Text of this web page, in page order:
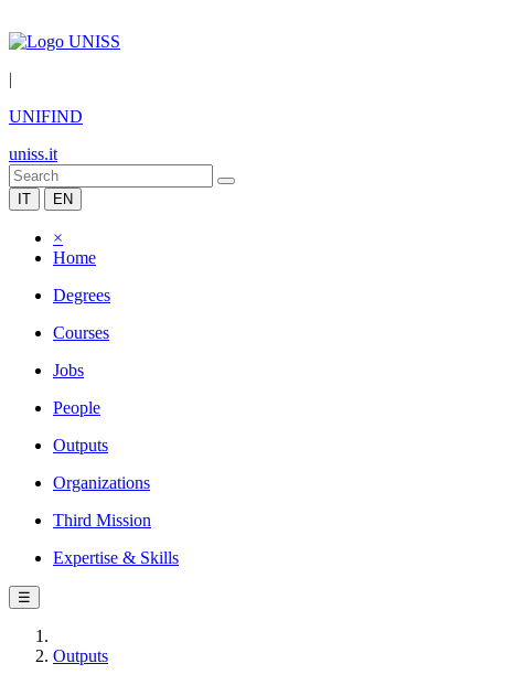
|
UNIFIND
uniss.it
IT EN
×
Home
Degrees
Courses
Jobs
People
Outputs
Organizations
Third Mission
Expertise & Skills
☰
Outputs